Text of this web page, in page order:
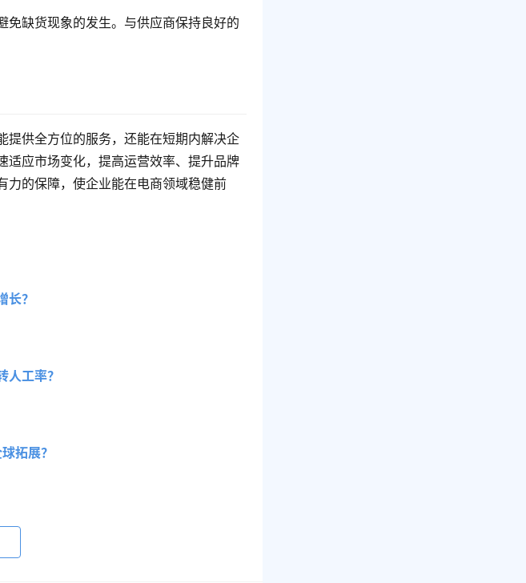
免缺货现象的发生。与供应商保持良好的
提供全方位的服务，还能在短期内解决企
适应市场变化，提高运营效率、提升品牌
力的保障，使企业能在电商领域稳健前
长？
工率？
拓展？